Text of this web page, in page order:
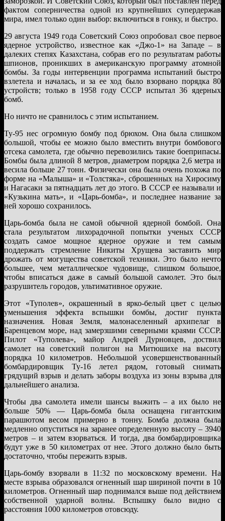
фактом соперничества одной из крупнейших супердержав
мира, имел только один выбор: включиться в гонку, и быстро.
29 августа 1949 года Советский Союз опробовал свое первое
ядерное устройство, известное как «Джо-1» на Западе – в
далеких степях Казахстана, собрав его по результатам работы
шпионов, проникших в американскую программу атомной
бомбы. За годы интервенции программа испытаний быстро
взлетела и началась, и за ее ход было взорвано порядка 80
устройств; только в 1958 году СССР испытал 36 ядерных
бомб.
Но ничто не сравнилось с этим испытанием.
Ту-95 нес огромную бомбу под брюхом. Она была слишком
большой, чтобы ее можно было вместить внутри бомбового
отсека самолета, где обычно перевозились такие боеприпасы.
Бомбы была длиной 8 метров, диаметром порядка 2,6 метра и
весила больше 27 тонн. Физически она была очень похожа по
форме на «Малыша» и «Толстяка», сброшенных на Хиросиму
и Нагасаки за пятнадцать лет до этого. В СССР ее называли и
«Кузькина мать», и «Царь-бомба», и последнее название за
ней хорошо сохранилось.
Царь-бомба была не самой обычной ядерной бомбой. Она
стала результатом лихорадочной попытки ученых СССР
создать самое мощное ядерное оружие и тем самым
поддержать стремление Никиты Хрущева заставить мир
дрожать от могущества советской техники. Это было нечто
большее, чем металлическое чудовище, слишком большое,
чтобы вписаться даже в самый большой самолет. Это был
разрушитель городов, ультимативное оружие.
Этот «Туполев», окрашенный в ярко-белый цвет с целью
уменьшения эффекта вспышки бомбы, достиг пункта
назначения. Новая Земля, малонаселенный архипелаг в
Баренцевом море, над замерзшими северными краями СССР.
Пилот «Туполева», майор Андрей Дурновцев, доствил
самолет на советский полигон на Митюшихе на высоту
порядка 10 километров. Небольшой усовершенствованный
бомбардировщик Ту-16 летел рядом, готовый снимать
грядущий взрыв и делать заборы воздуха из зоны взрыва для
дальнейшего анализа.
Чтобы два самолета имели шансы выжить – а их было не
больше 50% — Царь-бомба была оснащена гигантским
парашютом весом примерно в тонну. Бомба должна была
медленно опуститься на заранее определенную высоту – 3940
метров – и затем взорваться. И тогда, два бомбардировщика
будут уже в 50 километрах от нее. Этого должно было быть
достаточно, чтобы пережить взрыв.
Царь-бомбу взорвали в 11:32 по московскому времени. На
месте взрыва образовался огненный шар шириной почти в 10
километров. Огненный шар поднимался выше под действием
собственной ударной волны. Вспышку было видно с
расстояния 1000 километров отовсюду.